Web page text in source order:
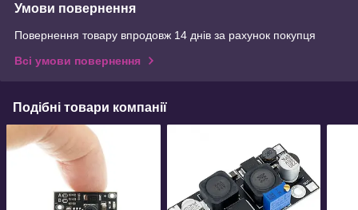
Умови повернення
Повернення товару впродовж 14 днів за рахунок покупця
Всі умови повернення
Подібні товари компанії